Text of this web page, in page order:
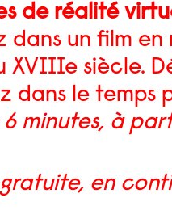
de réalité
dans un film
XVIIIe siècle.
dans le temps
6 minutes, à
en